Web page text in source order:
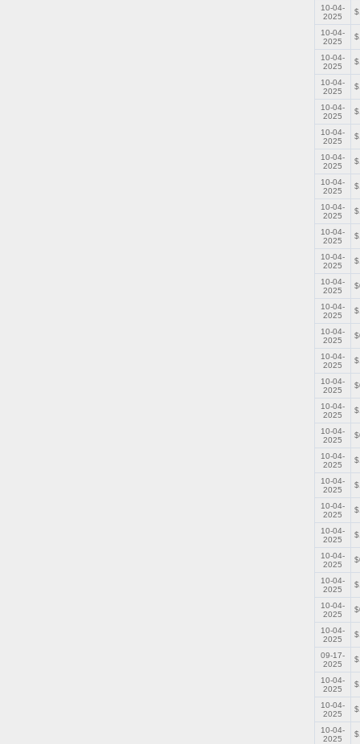
10-04-
2025
10-04-
2025
10-04-
2025
10-04-
2025
10-04-
2025
10-04-
2025
10-04-
2025
10-04-
2025
10-04-
2025
10-04-
2025
10-04-
2025
10-04-
2025
10-04-
2025
10-04-
2025
10-04-
2025
10-04-
2025
10-04-
2025
10-04-
2025
10-04-
2025
10-04-
2025
10-04-
2025
10-04-
2025
10-04-
2025
10-04-
2025
10-04-
2025
10-04-
2025
09-17-
2025
10-04-
2025
10-04-
2025
10-04-
2025